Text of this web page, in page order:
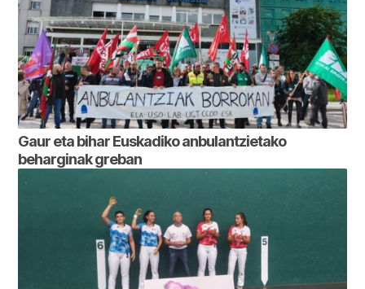
Gaur eta bihar Euskadiko anbulantzietako
beharginak greban